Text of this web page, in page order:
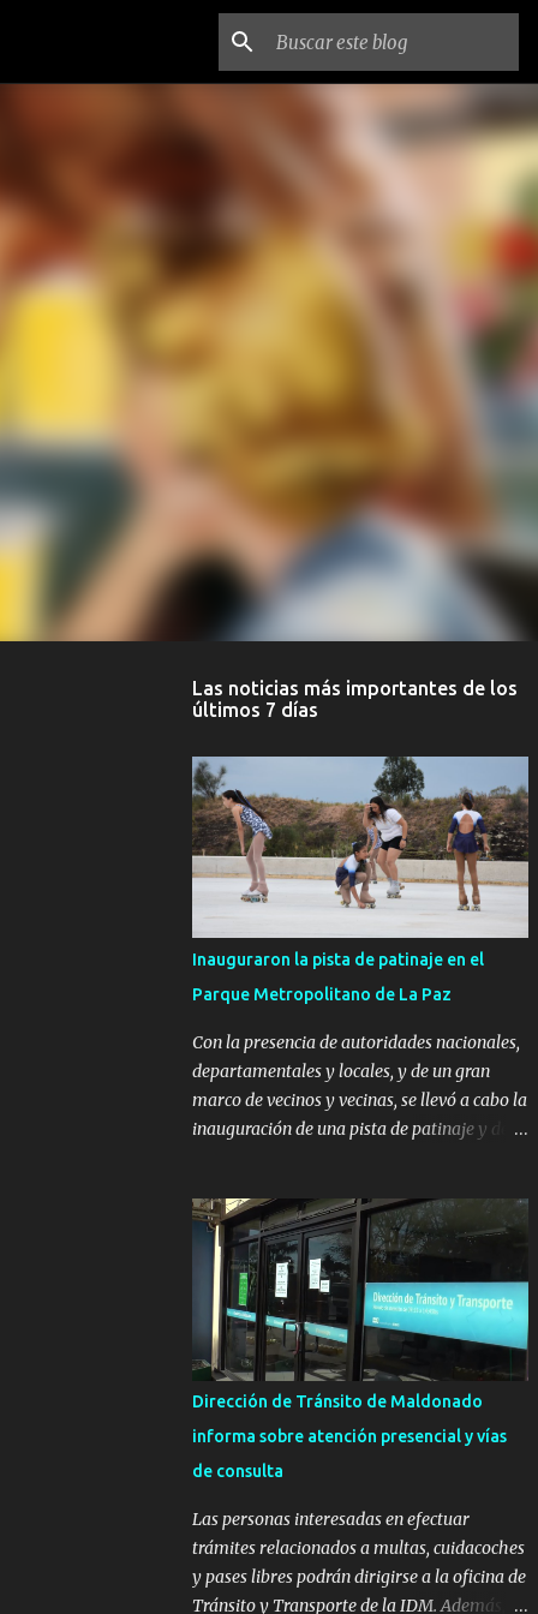
Las noticias más importantes de los
últimos 7 días
Inauguraron la pista de patinaje en el
Parque Metropolitano de La Paz
Con la presencia de autoridades nacionales,
departamentales y locales, y de un gran
marco de vecinos y vecinas, se llevó a cabo la
inauguración de una pista de patinaje y de
con el apoyo del Fondo + Local que es
impulsado por el Programa Uruguay
Integra, de la Dirección de Descentralización
e Inversión Pública de OPP, así como aportes
del Gobierno de Canelones y del Ministerio
de Transporte y Obras Públicas. La nueva
infraestructura deportiva consiste en una
hormigón sobre sus laterales. Su destino
será polifuncional, permitiendo la práctica
de eventos culturales. Próximo a la pista, se
instalaron juegos infantiles y equipamiento
urbano (bancos de hormigón y sets de
Dirección de Tránsito de Maldonado
informa sobre atención presencial y vías
de consulta
Las personas interesadas en efectuar
trámites relacionados a multas, cuidacoches
y pases libres podrán dirigirse a la oficina de
Tránsito y Transporte de la IDM. Además, la